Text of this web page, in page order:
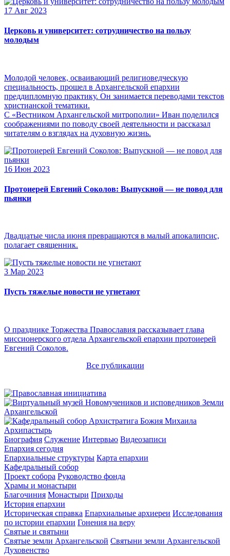
17 Авг 2023
Церковь и университет: сотрудничество на пользу
молодым
Молодой человек, осваивающий религиоведческую
специальность, прошел в Архангельской епархии
преддипломную практику. Он занимается переводами текстов
христианской тематики.
С «Вестником Архангельской митрополии» Иван поделился
соображениями по поводу своей деятельности и рассказал
читателям о взглядах на духовную жизнь.
16 Июн 2023
Протоиерей Евгений Соколов: Выпускной — не повод для
пьянки
Двадцатые числа июня превращаются в малый апокалипсис,
полагает священник.
3 Мар 2023
Пусть тяжелые новости не угнетают
О празднике Торжества Православия рассказывает глава
миссионерского отдела Архангельской епархии протоиерей
Евгений Соколов.
Все публикации
Архипастырь
Биография Служение Интервью Видеозаписи
Епархия сегодня
Епархиальные структуры Карта епархии
Кафедральный собор
Проект собора Руководство фонда
Храмы и монастыри
Благочиния Монастыри Приходы
История епархии
Историческая справка Епархиальные архиереи Исследования
по истории епархии Гонения на веру
Святые и святыни
Святые земли Архангельской Святыни земли Архангельской
Духовенство